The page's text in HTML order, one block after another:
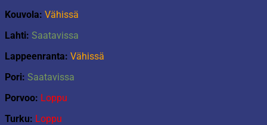
Kouvola: Vähissä
Lahti: Saatavissa
Lappeenranta: Vähissä
Pori: Saatavissa
Porvoo: Loppu
Turku: Loppu